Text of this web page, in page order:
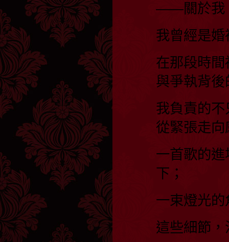
——關於我
我曾經是
在那段時
與爭執背
我負責的
從緊張走
一首歌的
下；
一束燈光
這些細節